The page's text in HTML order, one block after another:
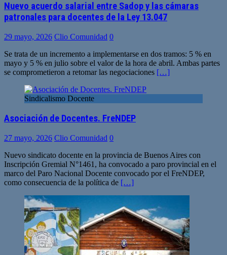
Nuevo acuerdo salarial entre Sadop y las cámaras
patronales para docentes de la Ley 13.047
29 mayo, 2026 Clio Comunidad 0
Se trata de un incremento a implementarse en dos tramos: 5 % en
mayo y 5 % en julio sobre el valor de la hora de abril. Ambas partes
se comprometieron a retomar las negociaciones […]
Sindicalismo Docente
Asociación de Docentes. FreNDEP
27 mayo, 2026 Clio Comunidad 0
Nuevo sindicato docente en la provincia de Buenos Aires con
Inscripción Gremial N°1461, ha convocado a paro provincial en el
marco del Paro Nacional Docente convocado por el FreNDEP,
como consecuencia de la política de […]